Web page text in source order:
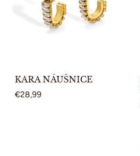
KARA NÁUŠNICE
€28,99